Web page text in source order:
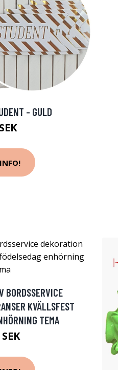
- GULD
BORDSSERVICE
KVÄLLSFEST
TEMA